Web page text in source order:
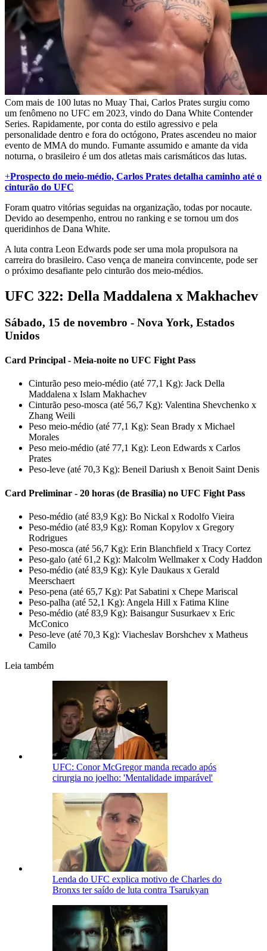
Com mais de 100 lutas no Muay Thai, Carlos Prates surgiu como
um fenômeno no UFC em 2023, vindo do Dana White Contender
Series. Rapidamente, por conta do estilo agressivo e pela
personalidade dentro e fora do octógono, Prates ascendeu no maior
evento de MMA do mundo. Fumante assumido e amante da vida
noturna, o brasileiro é um dos atletas mais carismáticos das lutas.
+Prospecto do meio-médio, Carlos Prates detalha caminho até o
cinturão do UFC
Foram quatro vitórias seguidas na organização, todas por nocaute.
Devido ao desempenho, entrou no ranking e se tornou um dos
queridinhos de Dana White.
A luta contra Leon Edwards pode ser uma mola propulsora na
carreira do brasileiro. Caso vença de maneira convincente, pode ser
o próximo desafiante pelo cinturão dos meio-médios.
UFC 322: Della Maddalena x Makhachev
Sábado, 15 de novembro - Nova York, Estados
Unidos
Card Principal - Meia-noite no UFC Fight Pass
Cinturão peso meio-médio (até 77,1 Kg): Jack Della
Maddalena x Islam Makhachev
Cinturão peso-mosca (até 56,7 Kg): Valentina Shevchenko x
Zhang Weili
Peso meio-médio (até 77,1 Kg): Sean Brady x Michael
Morales
Peso meio-médio (até 77,1 Kg): Leon Edwards x Carlos
Prates
Peso-leve (até 70,3 Kg): Beneil Dariush x Benoit Saint Denis
Card Preliminar - 20 horas (de Brasília) no UFC Fight Pass
Peso-médio (até 83,9 Kg): Bo Nickal x Rodolfo Vieira
Peso-médio (até 83,9 Kg): Roman Kopylov x Gregory
Rodrigues
Peso-mosca (até 56,7 Kg): Erin Blanchfield x Tracy Cortez
Peso-galo (até 61,2 Kg): Malcolm Wellmaker x Cody Haddon
Peso-médio (até 83,9 Kg): Kyle Daukaus x Gerald
Meerschaert
Peso-pena (até 65,7 Kg): Pat Sabatini x Chepe Mariscal
Peso-palha (até 52,1 Kg): Angela Hill x Fatima Kline
Peso-médio (até 83,9 Kg): Baisangur Susurkaev x Eric
McConico
Peso-leve (até 70,3 Kg): Viacheslav Borshchev x Matheus
Camilo
Leia também
UFC: Conor McGregor manda recado após
cirurgia no joelho: 'Mentalidade imparável'
Lenda do UFC explica motivo de Charles do
Bronxs ter saído de luta contra Tsarukyan